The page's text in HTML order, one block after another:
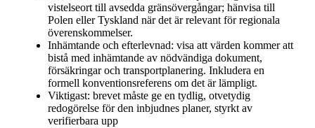
vistelseort till avsedda gränsövergångar; hänvisa till
Polen eller Tyskland när det är relevant för regionala
överenskommelser.
Inhämtande och efterlevnad: visa att värden kommer att
bistå med inhämtande av nödvändiga dokument,
försäkringar och transportplanering. Inkludera en
formell konventionsreferens om det är lämpligt.
Viktigast: brevet måste ge en tydlig, otvetydig
redogörelse för den inbjudnes planer, styrkt av
verifierbara upp